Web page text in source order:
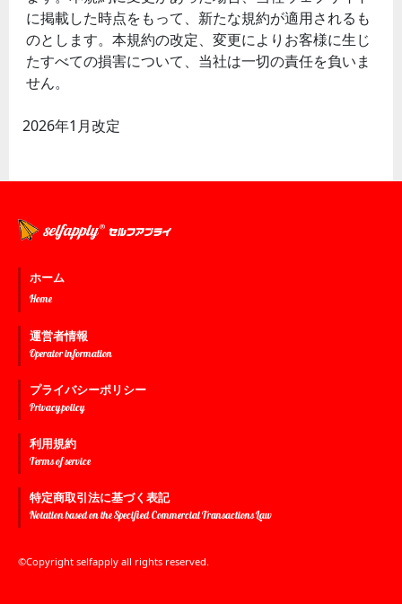
に掲載した時点をもって、新たな規約が適用されるも
のとします。本規約の改定、変更によりお客様に生じ
たすべての損害について、当社は一切の責任を負いま
せん。
2026年1月改定
ホーム
Home
運営者情報
Operator information
プライバシーポリシー
Privacy policy
利用規約
Terms of service
特定商取引法に基づく表記
Notation based on the Specified Commercial Transactions Law
©Copyright selfapply all rights reserved.